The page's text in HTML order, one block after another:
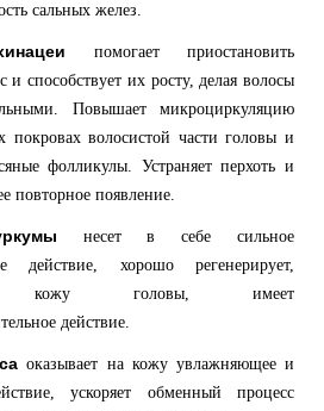
сальных желез.
помогает приостановить
и способствует их росту, делая волосы
Повышает микроциркуляцию
волосистой части головы и
фолликулы. Устраняет перхоть и
повторное появление.
несет в себе сильное
действие, хорошо регенерирует,
кожу головы, имеет
действие.
оказывает на кожу увлажняющее и
ускоряет обменный процесс